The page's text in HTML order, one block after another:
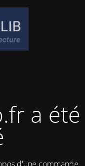
a été